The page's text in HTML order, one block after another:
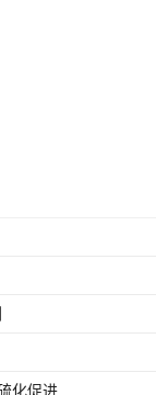
化促进